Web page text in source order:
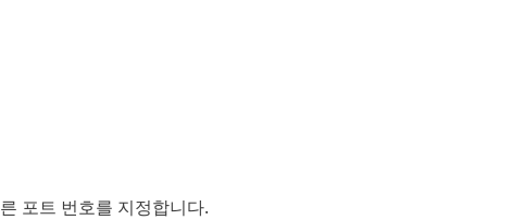
포트 번호를 지정합니다.